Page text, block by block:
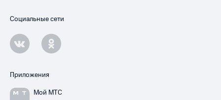
Социальные сети
Приложения
Мой МТС